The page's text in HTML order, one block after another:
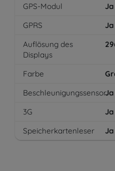
GPS-Modul
Ja
GPRS
Ja
Auflösung des
Displays
Farbe
BeschleunigungssensorJa
3G
Ja
Speicherkartenleser
Ja